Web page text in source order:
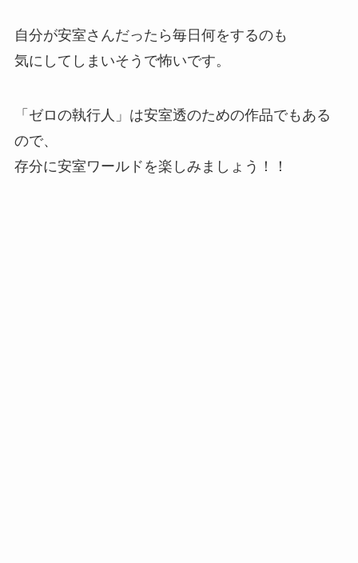
自分が安室さんだったら毎日何をするのも
気にしてしまいそうで怖いです。
「ゼロの執行人」は安室透のための作品でもある
ので、
存分に安室ワールドを楽しみましょう！！